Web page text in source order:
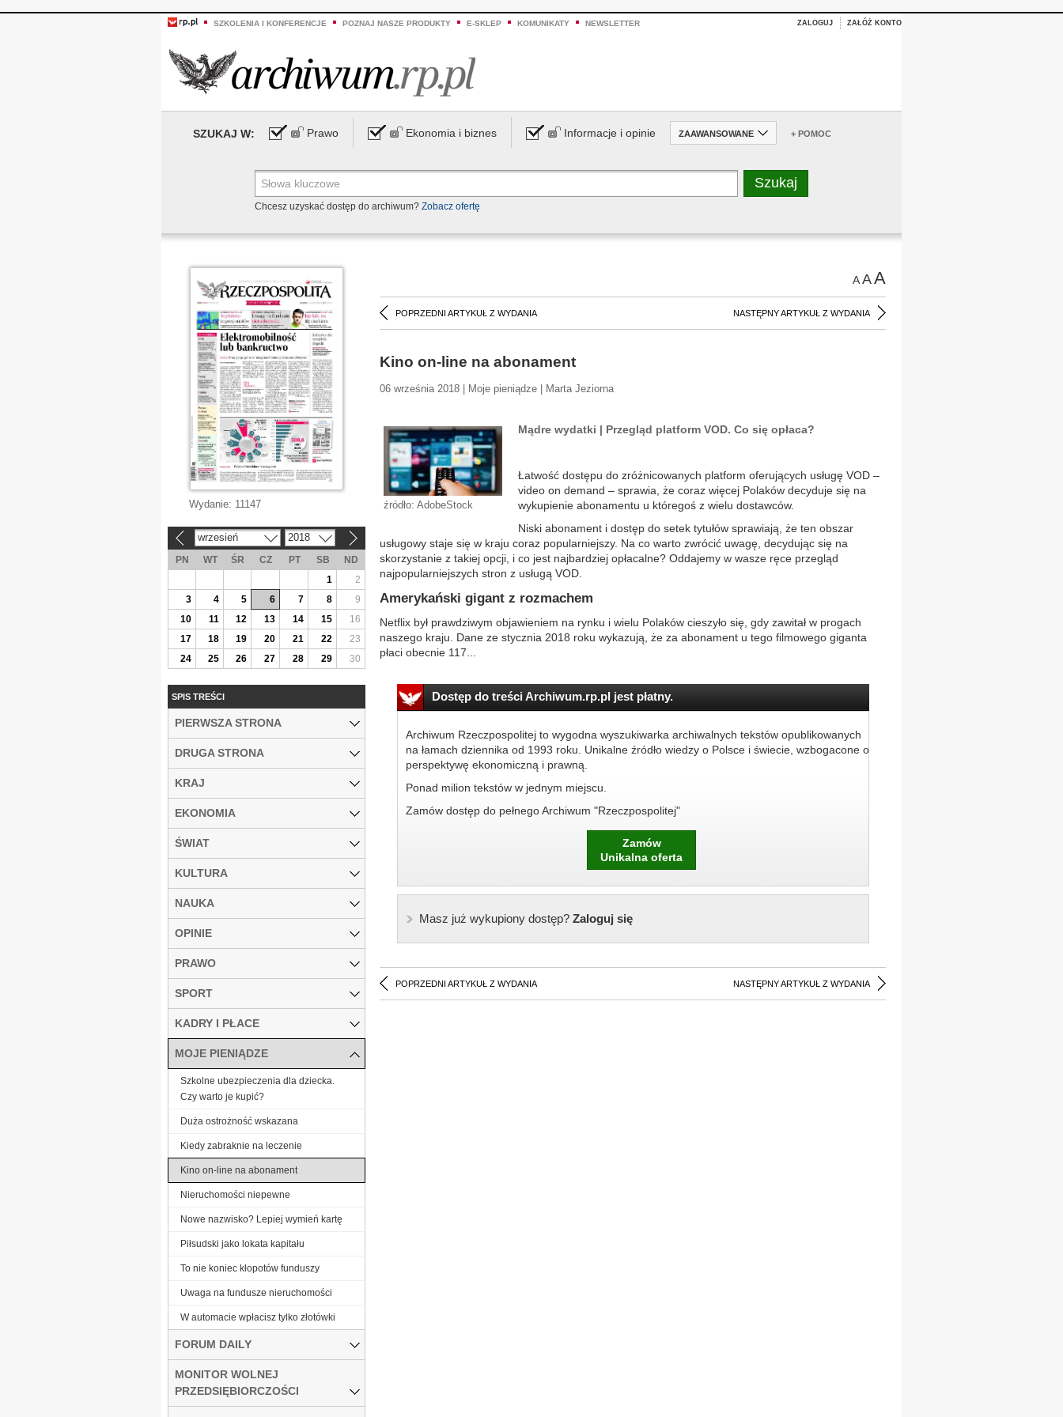
SZKOLENIA I KONFERENCJE POZNAJ NASZE PRODUKTY E-SKLEP KOMUNIKATY NEWSLETTER ZALOGUJ ZAŁÓŻ KONTO
SZUKAJ W: Prawo Ekonomia i biznes Informacje i opinie ZAAWANSOWANE + POMOC
Chcesz uzyskać dostęp do archiwum? Zobacz ofertę
AAA
POPRZEDNI ARTYKUŁ Z WYDANIA NASTĘPNY ARTYKUŁ Z WYDANIA
Kino on-line na abonament
06 września 2018 | Moje pieniądze | Marta Jeziorna
źródło: AdobeStock
Mądre wydatki | Przegląd platform VOD. Co się opłaca?
Łatwość dostępu do zróżnicowanych platform oferujących usługę VOD –
video on demand – sprawia, że coraz więcej Polaków decyduje się na
wykupienie abonamentu u któregoś z wielu dostawców.
Niski abonament i dostęp do setek tytułów sprawiają, że ten obszar
usługowy staje się w kraju coraz popularniejszy. Na co warto zwrócić uwagę, decydując się na
skorzystanie z takiej opcji, i co jest najbardziej opłacalne? Oddajemy w wasze ręce przegląd
najpopularniejszych stron z usługą VOD.
Amerykański gigant z rozmachem
Netflix był prawdziwym objawieniem na rynku i wielu Polaków cieszyło się, gdy zawitał w progach
naszego kraju. Dane ze stycznia 2018 roku wykazują, że za abonament u tego filmowego giganta
płaci obecnie 117...
Dostęp do treści Archiwum.rp.pl jest płatny.
Archiwum Rzeczpospolitej to wygodna wyszukiwarka archiwalnych tekstów opublikowanych
na łamach dziennika od 1993 roku. Unikalne źródło wiedzy o Polsce i świecie, wzbogacone o
perspektywę ekonomiczną i prawną.
Ponad milion tekstów w jednym miejscu.
Zamów dostęp do pełnego Archiwum "Rzeczpospolitej"
Zamów
Unikalna oferta
Masz już wykupiony dostęp?Zaloguj się
POPRZEDNI ARTYKUŁ Z WYDANIA NASTĘPNY ARTYKUŁ Z WYDANIA
Wydanie: 11147
wrzesień 2018
PN WT ŚR CZ PT SB
ND
1
2
3
4 5 6 7 8
9
10
11 12 13 14 15
16
17
18 19 20 21 22
23
24
25 26 27 28 29 30
SPIS TREŚCI
PIERWSZA STRONA
DRUGA STRONA
KRAJ
EKONOMIA
ŚWIAT
KULTURA
NAUKA
OPINIE
PRAWO
SPORT
KADRY I PŁACE
MOJE PIENIĄDZE
Szkolne ubezpieczenia dla dziecka.
Czy warto je kupić?
Duża ostrożność wskazana
Kiedy zabraknie na leczenie
Kino on-line na abonament
Nieruchomości niepewne
Nowe nazwisko? Lepiej wymień kartę
Piłsudski jako lokata kapitału
To nie koniec kłopotów funduszy
Uwaga na fundusze nieruchomości
W automacie wpłacisz tylko złotówki
FORUM DAILY
MONITOR WOLNEJ
PRZEDSIĘBIORCZOŚCI